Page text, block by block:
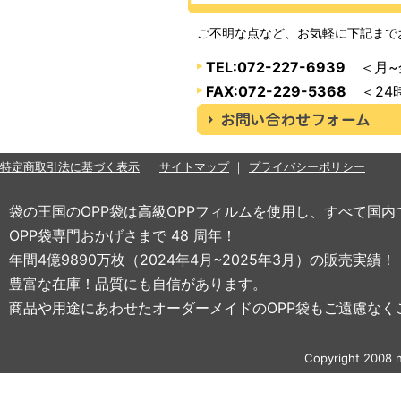
ご不明な点など、お気軽に下記ま
TEL:072-227-6939 ＜月~
FAX:072-229-5368 ＜24
特定商取引法に基づく表示 サイトマップ プライバシーポリシー
袋の王国のOPP袋は高級OPPフィルムを使用し、すべて国
OPP袋専門おかげさまで 48 周年！
年間4億9890万枚（2024年4月~2025年3月）の販売実績！
豊富な在庫！品質にも自信があります。
商品や用途にあわせたオーダーメイドのOPP袋もご遠慮な
Copyright 2008